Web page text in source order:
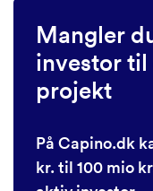
Mangler
investor
projekt
På Capino.dk
kr. til 100 mio